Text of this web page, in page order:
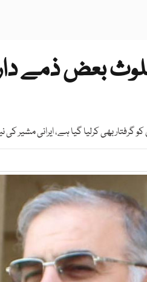
بعض ذمے
بھی کرلیا گیا ہے، ایرانی مشیر